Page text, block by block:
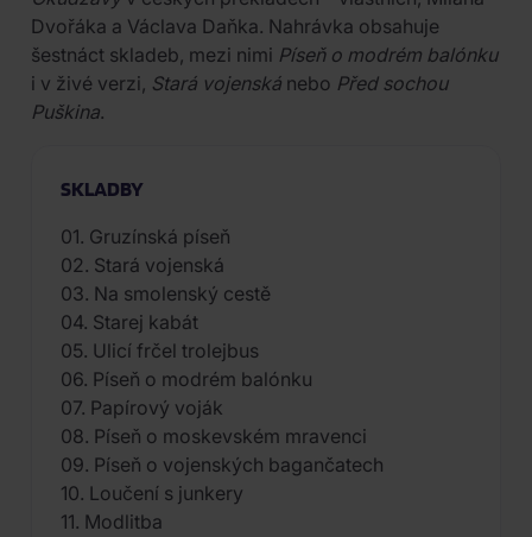
Dvořáka a Václava Daňka. Nahrávka obsahuje
šestnáct skladeb, mezi nimi Píseň o modrém balónku
i v živé verzi, Stará vojenská nebo Před sochou
Puškina.
SKLADBY
01. Gruzínská píseň
02. Stará vojenská
03. Na smolenský cestě
04. Starej kabát
05. Ulicí frčel trolejbus
06. Píseň o modrém balónku
07. Papírový voják
08. Píseň o moskevském mravenci
09. Píseň o vojenských bagančatech
10. Loučení s junkery
11. Modlitba